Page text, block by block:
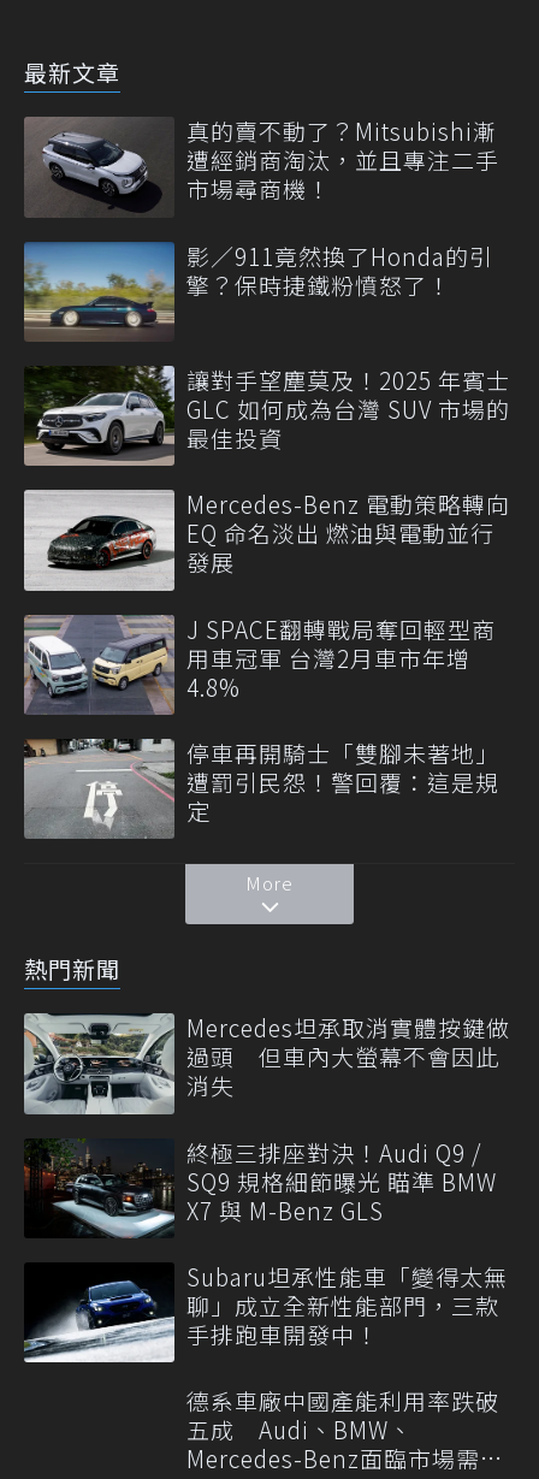
最新文章
真的賣不動了？Mitsubishi漸
遭經銷商淘汰，並且專注二手
市場尋商機！
影／911竟然換了Honda的引
擎？保時捷鐵粉憤怒了！
讓對手望塵莫及！2025 年賓士
GLC 如何成為台灣 SUV 市場的
最佳投資
Mercedes-Benz 電動策略轉向
EQ 命名淡出 燃油與電動並行
發展
J SPACE翻轉戰局奪回輕型商
用車冠軍 台灣2月車市年增
4.8%
停車再開騎士「雙腳未著地」
遭罰引民怨！警回覆：這是規
定
More
熱門新聞
Mercedes坦承取消實體按鍵做
過頭 但車內大螢幕不會因此
消失
終極三排座對決！Audi Q9 /
SQ9 規格細節曝光 瞄準 BMW
X7 與 M-Benz GLS
Subaru坦承性能車「變得太無
聊」成立全新性能部門，三款
手排跑車開發中！
德系車廠中國產能利用率跌破
五成 Audi、BMW、
Mercedes-Benz面臨市場需求